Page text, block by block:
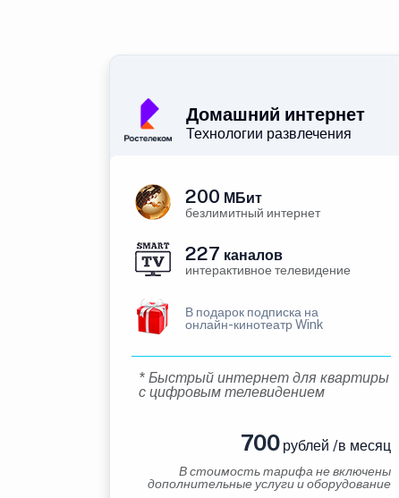
Домашний интернет
Технологии развлечения
200 МБит
безлимитный интернет
227 каналов
интерактивное телевидение
В подарок подписка на
онлайн-кинотеатр Wink
* Быстрый интернет для квартиры
с цифровым телевидением
700рублей /в месяц
В стоимость тарифа не включены
дополнительные услуги и оборудование